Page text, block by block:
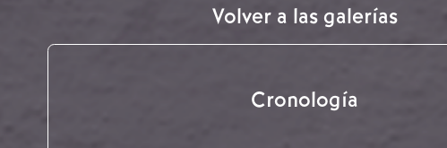
Volver a las galerías
Cronología